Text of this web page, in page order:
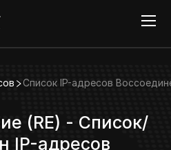
Список IP-адресов
(RE) - Список/
IP-адресов